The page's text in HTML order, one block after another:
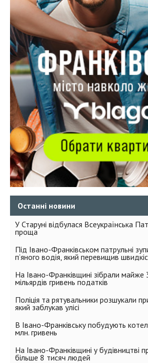
Останні новини
У Старуні відбулася Всеукраїнська
проща
Під Івано-Франківськом патрульні
п’яного водія, який перевищив
На Івано-Франківщині зібрали майже
мільярдів гривень податків
Поліція та рятувальники розшукали
який заблукав улісі
В Івано-Франківську побудують
млн. гривень
На Івано-Франківщині у будівництві
більше 8 тисяч людей